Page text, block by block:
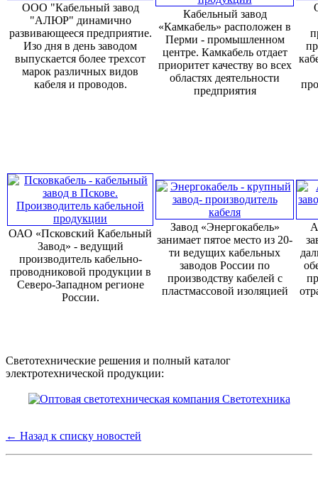
ООО "Кабельный завод
"АЛЮР" динамично
развивающееся предприятие.
Изо дня в день заводом
выпускается более трехсот
марок различных видов
кабеля и проводов.
Кабельный завод
«Камкабель» расположен в
Перми - промышленном
центре. Камкабель отдает
приоритет качеству во всех
областях деятельности
предприятия
ОАО «Псковский Кабельный
Завод» - ведущий
производитель кабельно-
проводниковой продукции в
Северо-Западном регионе
России.
Завод «Энергокабель»
занимает пятое место из 20-
ти ведущих кабельных
заводов России по
производству кабелей с
пластмассовой изоляцией
Светотехнические решения и полный каталог
электротехнической продукции:
← Назад к списку новостей